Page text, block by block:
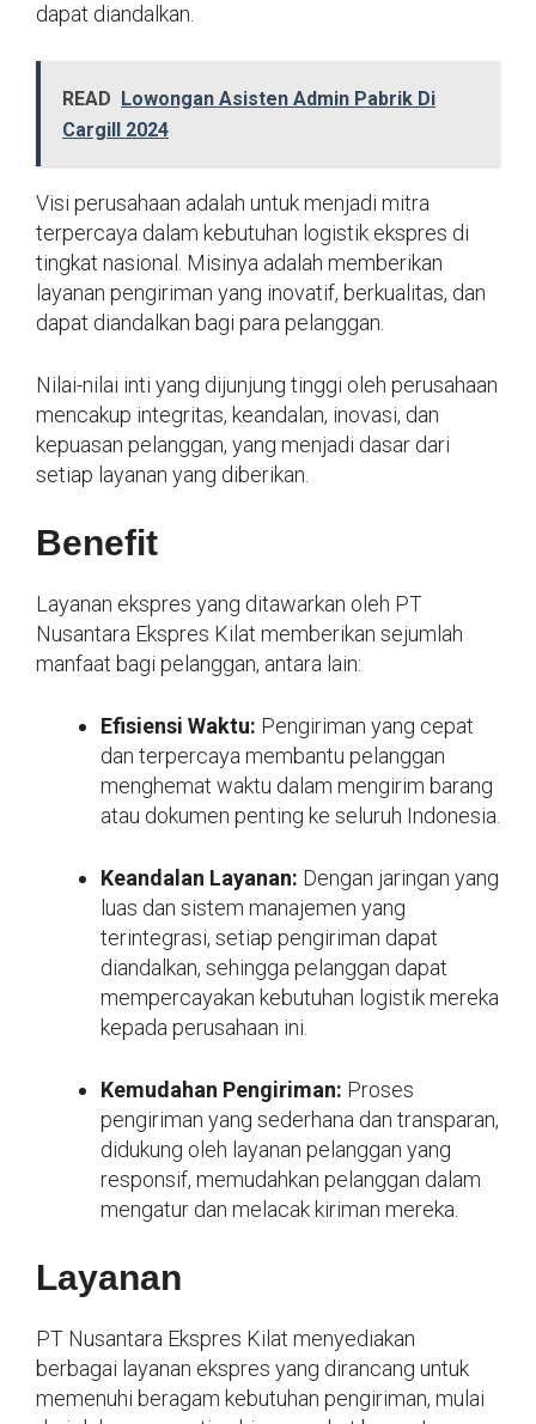
dapat diandalkan.
READ
Lowongan Asisten Admin Pabrik Di
Cargill 2024
Visi perusahaan adalah untuk menjadi mitra
terpercaya dalam kebutuhan logistik ekspres di
tingkat nasional. Misinya adalah memberikan
layanan pengiriman yang inovatif, berkualitas, dan
dapat diandalkan bagi para pelanggan.
Nilai-nilai inti yang dijunjung tinggi oleh perusahaan
mencakup integritas, keandalan, inovasi, dan
kepuasan pelanggan, yang menjadi dasar dari
setiap layanan yang diberikan.
Benefit
Layanan ekspres yang ditawarkan oleh PT
Nusantara Ekspres Kilat memberikan sejumlah
manfaat bagi pelanggan, antara lain:
Efisiensi Waktu: Pengiriman yang cepat
dan terpercaya membantu pelanggan
menghemat waktu dalam mengirim barang
atau dokumen penting ke seluruh Indonesia.
Keandalan Layanan: Dengan jaringan yang
luas dan sistem manajemen yang
terintegrasi, setiap pengiriman dapat
diandalkan, sehingga pelanggan dapat
mempercayakan kebutuhan logistik mereka
kepada perusahaan ini.
Kemudahan Pengiriman: Proses
pengiriman yang sederhana dan transparan,
didukung oleh layanan pelanggan yang
responsif, memudahkan pelanggan dalam
mengatur dan melacak kiriman mereka.
Layanan
PT Nusantara Ekspres Kilat menyediakan
berbagai layanan ekspres yang dirancang untuk
memenuhi beragam kebutuhan pengiriman, mulai